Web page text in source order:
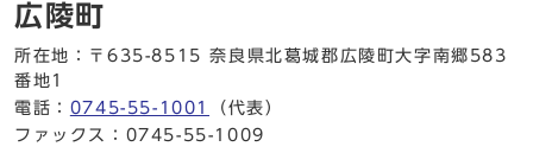
広陵町
所在地：〒635-8515 奈良県北葛城郡広陵町大字南郷583
番地1
電話： 0745-55-1001
（代表）
ファックス：0745-55-1009